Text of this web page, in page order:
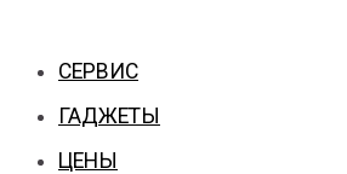
СЕРВИС
ГАДЖЕТЫ
ЦЕНЫ